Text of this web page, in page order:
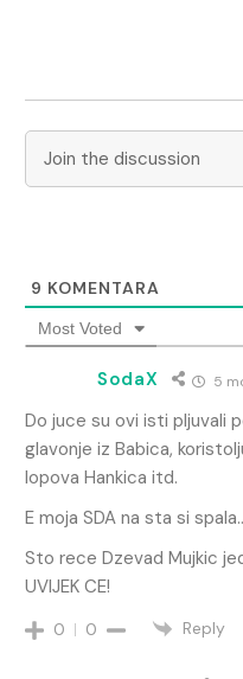
9 KOMENTARA
Most Voted
SodaX 5
Do juce su ovi isti pljuvali
glavonje iz Babica,
lopova Hankica itd.
E moja SDA na sta si
Sto rece Dzevad Mujkic
UVIJEK CE!
0 0 Reply